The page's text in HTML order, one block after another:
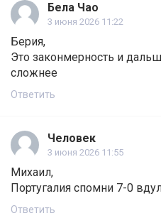
Бела Чао
3 июня 2026 11:22
Берия,
Это законмерность и
сложнее
Ответить
Человек
3 июня 2026 11:55
Михаил,
Португалия спомни 7-0
Ответить